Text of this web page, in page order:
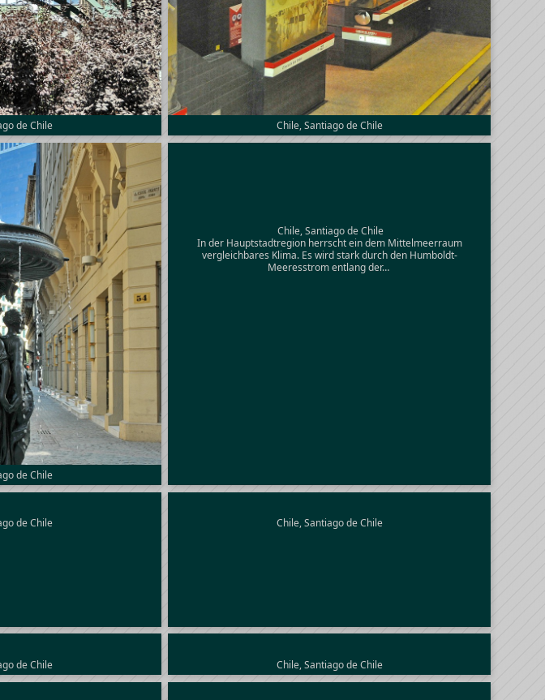
de Chile Chile, Santiago de Chile
de Chile
Chile, Santiago de Chile
In der Hauptstadtregion herrscht ein dem Mittelmeerraum
vergleichbares Klima. Es wird stark durch den Humboldt-
Meeresstrom entlang der…
de Chile Chile, Santiago de Chile
de Chile Chile, Santiago de Chile